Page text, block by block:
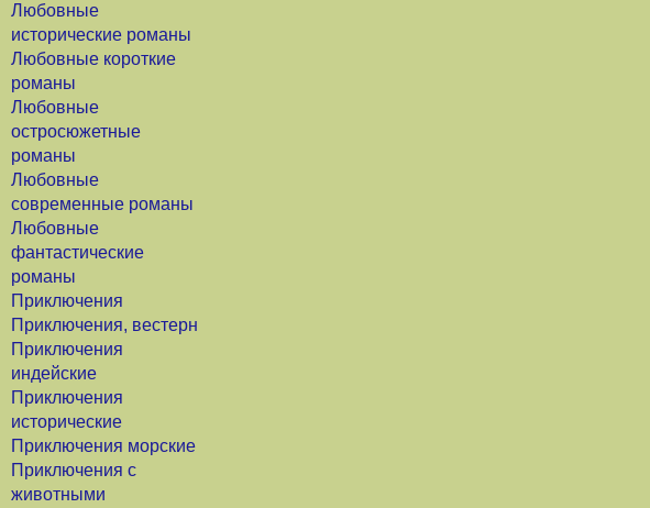
Любовные
исторические романы
Любовные короткие
романы
Любовные
остросюжетные
романы
Любовные
современные романы
Любовные
фантастические
романы
Приключения
Приключения, вестерн
Приключения
индейские
Приключения
исторические
Приключения морские
Приключения с
животными